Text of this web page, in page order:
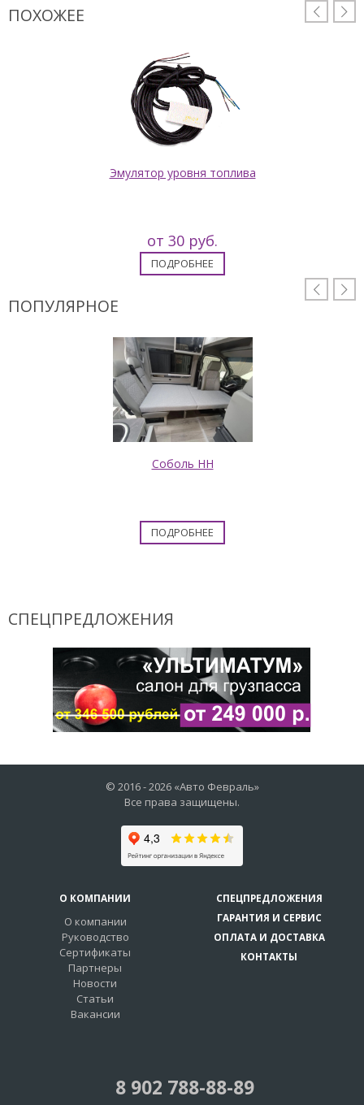
 
ПОХОЖЕЕ
Эмулятор уровня топлива
от 30 руб.
ПОДРОБНЕЕ
 
ПОПУЛЯРНОЕ
Соболь НН
ПОДРОБНЕЕ
СПЕЦПРЕДЛОЖЕНИЯ
© 2016 -2026 «Авто Февраль»
Все права защищены.
О КОМПАНИИ
О компании
Руководство
Сертификаты
Партнеры
Новости
Статьи
Вакансии
СПЕЦПРЕДЛОЖЕНИЯ
ГАРАНТИЯ И СЕРВИС
ОПЛАТА И ДОСТАВКА
КОНТАКТЫ
8 902 788-88-89